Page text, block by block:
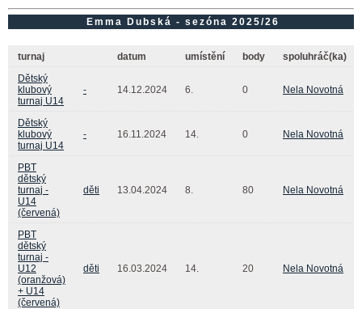
Emma Dubská - sezóna 2025/26
turnaj datum umístění body
spoluhráč(ka)
Dětský
klubový
turnaj U14
- 14.12.2024 6. 0 Nela Novotná
Dětský
klubový
turnaj U14
- 16.11.2024 14. 0 Nela Novotná
PBT
dětský
turnaj -
U14
(červená)
děti 13.04.2024 8. 80 Nela Novotná
PBT
dětský
turnaj -
U12
(oranžová)
+ U14
(červená)
děti 16.03.2024 14. 20 Nela Novotná